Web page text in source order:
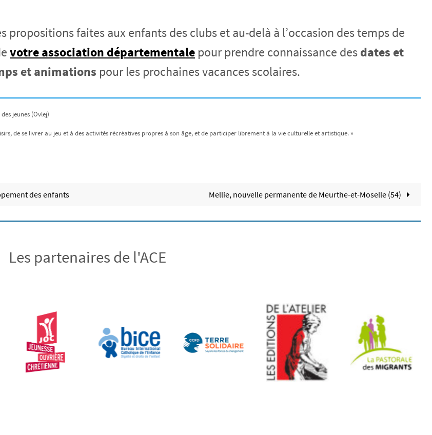
propositions faites aux enfants des clubs et au-delà à l’occasion des temps de
votre association départementale pour prendre connaissance desdates et
et animations pour les prochaines vacances scolaires.
jeunes (Ovlej)
de se livrer au jeu et à des activités récréatives propres à son âge, et de participer librement à la vie culturelle et artistique. »
des enfants Mellie, nouvelle permanente de Meurthe-et-Moselle (54)
Les partenaires de l'ACE